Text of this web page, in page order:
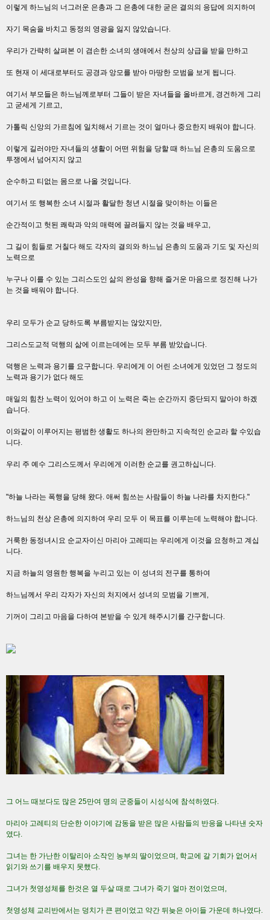
이렇게 하느님의 너그러운 은총과 그 은총에 대한 굳은 결의의 응답에 의지하여
자기 목숨을 바치고 동정의 영광을 잃지 않았습니다.
우리가 간략히 살펴본 이 겸손한 소녀의 생애에서 천상의 상급을 받을 만하고
또 현재 이 세대로부터도 공경과 앙모를 받아 마땅한 모범을 보게 됩니다.
여기서 부모들은 하느님께로부터 그들이 받은 자녀들을 올바르게, 경건하게 그리
고 굳세게 기르고,
가톨릭 신앙의 가르침에 일치해서 기르는 것이 얼마나 중요한지 배워야 합니다.
이렇게 길러야만 자녀들의 생활이 어떤 위험을 당할 때 하느님 은총의 도움으로
투쟁에서 넘어지지 않고
순수하고 티없는 몸으로 나올 것입니다.
여기서 또 행복한 소녀 시절과 활달한 청년 시절을 맞이하는 이들은
순간적이고 헛된 쾌락과 악의 매력에 끌려들지 않는 것을 배우고,
그 길이 힘들로 거칠다 해도 각자의 결의와 하느님 은총의 도움과 기도 및 자신의
노력으로
누구나 이를 수 있는 그리스도인 삶의 완성을 향해 즐거운 마음으로 정진해 나가
는 것을 배워야 합니다.
우리 모두가 순교 당하도록 부름받지는 않았지만,
그리스도교적 덕행의 삶에 이르는데에는 모두 부름 받았습니다.
덕행은 노력과 용기를 요구합니다. 우리에게 이 어린 소녀에게 있었던 그 정도의
노력과 용기가 없다 해도
매일의 힘찬 노력이 있어야 하고 이 노력은 죽는 순간까지 중단되지 말아야 하겠
습니다.
이와같이 이루어지는 평범한 생활도 하나의 완만하고 지속적인 순교라 할 수있습
니다.
우리 주 예수 그리스도께서 우리에게 이러한 순교를 권고하십니다.
"하늘 나라는 폭행을 당해 왔다. 애써 힘쓰는 사람들이 하늘 나라를 차지한다."
하느님의 천상 은총에 의지하여 우리 모두 이 목표를 이루는데 노력해야 합니다.
거룩한 동정녀시요 순교자이신 마리아 고레띠는 우리에게 이것을 요청하고 계십
니다.
지금 하늘의 영원한 행복을 누리고 있는 이 성녀의 전구를 통하여
하느님께서 우리 각자가 자신의 처지에서 성녀의 모범을 기쁘게,
기꺼이 그리고 마음을 다하여 본받을 수 있게 해주시기를 간구합니다.
그 어느 때보다도 많은 25만여 명의 군중들이 시성식에 참석하였다.
마리아 고레티의 단순한 이야기에 감동을 받은 많은 사람들의 반응을 나타낸 숫자
였다.
그녀는 한 가난한 이탈리아 소작인 농부의 딸이었으며, 학교에 갈 기회가 없어서
읽기와 쓰기를 배우지 못했다.
그녀가 첫영성체를 한것은 열 두살 때로 그녀가 죽기 얼마 전이었으며,
첫영성체 교리반에서는 덩치가 큰 편이었고 약간 뒤늦은 아이들 가운데 하나였다.